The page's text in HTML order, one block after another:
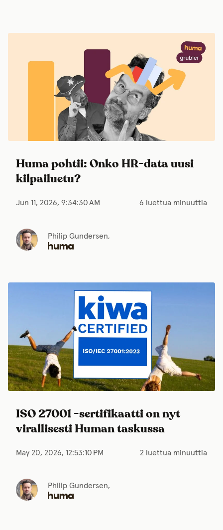
Huma pohtii: Onko HR-data uusi
kilpailuetu?
Jun 11, 2026, 9:34:30 AM 6 luettua minuuttia
Philip Gundersen,
ISO 27001 -sertifikaatti on nyt
virallisesti Human taskussa
May 20, 2026, 12:53:10 PM 2 luettua minuuttia
Philip Gundersen,